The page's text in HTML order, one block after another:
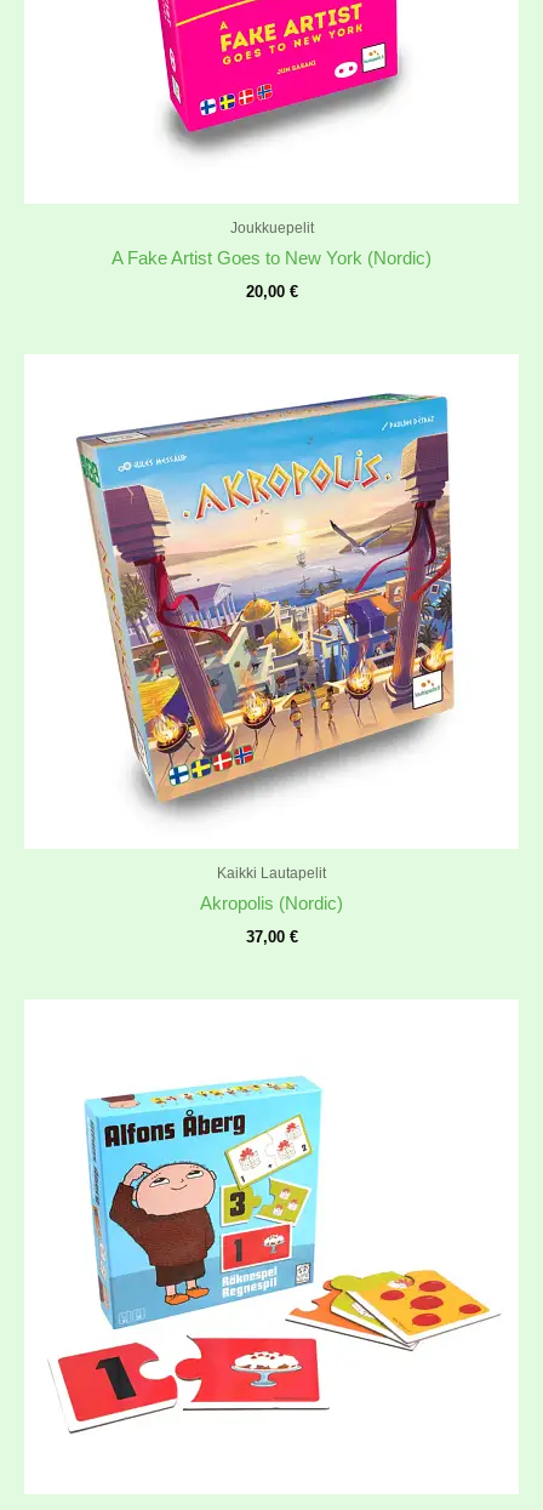
Joukkuepelit
A Fake Artist Goes to New York (Nordic)
20,00 €
Kaikki Lautapelit
Akropolis (Nordic)
37,00 €